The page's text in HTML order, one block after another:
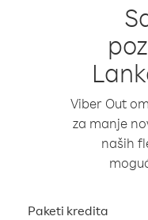
Viber Out
za manje
naših
Paketi kredita